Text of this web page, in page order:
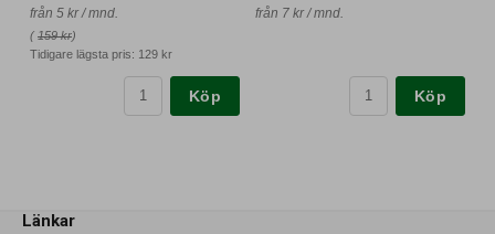
från 5 kr / mnd.
( 159 kr)
Tidigare lägsta pris: 129 kr
Köp
från 7 kr / mnd.
Köp
Länkar